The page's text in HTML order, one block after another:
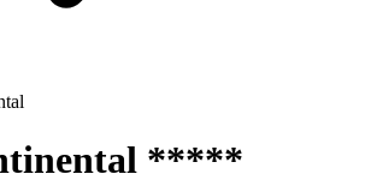
*****